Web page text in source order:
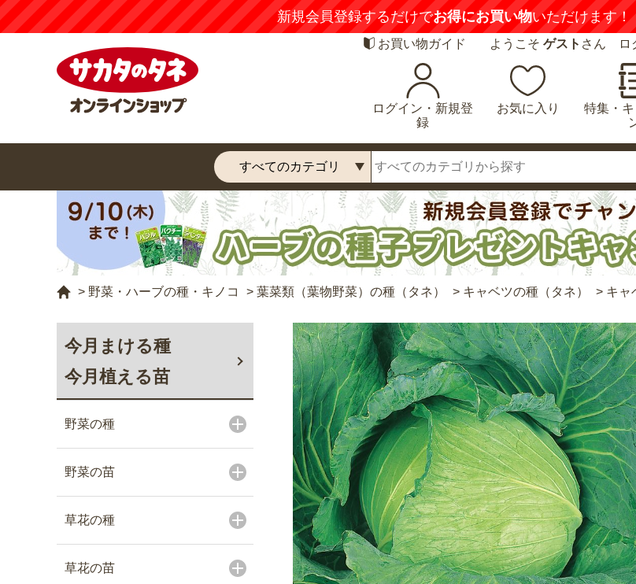
新規会員登録するだけでお得にお買い物いただけます！
お買い物ガイド ようこそ ゲスト さん ロ
ログイン・新規登
録
お気に入り
特集・
> 野菜・ハーブの種・キノコ > 葉菜類（葉物野菜）の種（タネ） > キャベツの種（タネ） > キャ
今月まける種
今月植える苗
野菜の種
野菜の苗
草花の種
草花の苗